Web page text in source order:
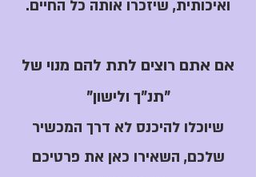
ואיכותית, שיזכרו אותה כל החיים.
אם אתם רוצים לתת להם מנוי של
"תנ"ך ולישון"
שיוכלו להיכנס לא דרך המכשיר
שלכם, השאירו כאן את פרטיכם